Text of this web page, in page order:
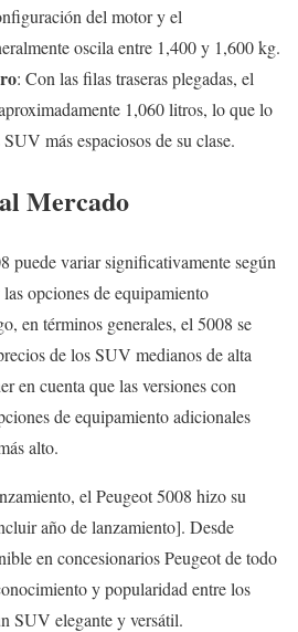
del motor y el
oscila entre 1,400 y 1,600 kg.
: Con las filas traseras plegadas, el
1,060 litros, lo que lo
más espaciosos de su clase.
Mercado
puede variar significativamente según
opciones de equipamiento
en términos generales, el 5008 se
de los SUV medianos de alta
en cuenta que las versiones con
de equipamiento adicionales
alto.
el Peugeot 5008 hizo su
año de lanzamiento]. Desde
en concesionarios Peugeot de todo
y popularidad entre los
SUV elegante y versátil.